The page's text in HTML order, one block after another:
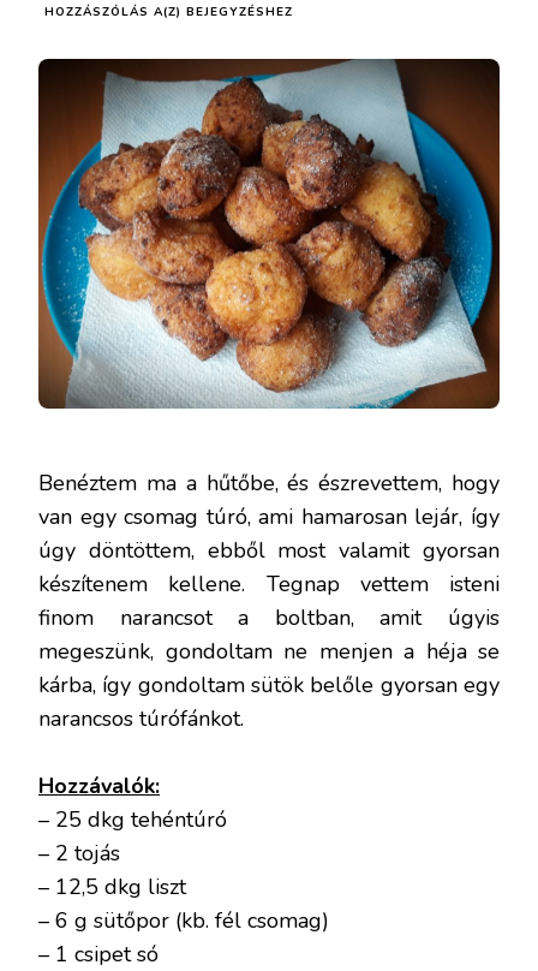
HOZZÁSZÓLÁS A(Z) NARANCSOS
BEJEGYZÉSHEZ
Benéztem ma a hűtőbe, és észrevettem, hogy
van egy csomag túró, ami hamarosan lejár, így
úgy döntöttem, ebből most valamit gyorsan
készítenem kellene. Tegnap vettem isteni
finom narancsot a boltban, amit úgyis
megeszünk, gondoltam ne menjen a héja se
kárba, így gondoltam sütök belőle gyorsan egy
narancsos túrófánkot.
Hozzávalók:
– 25 dkg tehéntúró
– 2 tojás
– 12,5 dkg liszt
– 6 g sütőpor (kb. fél csomag)
– 1 csipet só